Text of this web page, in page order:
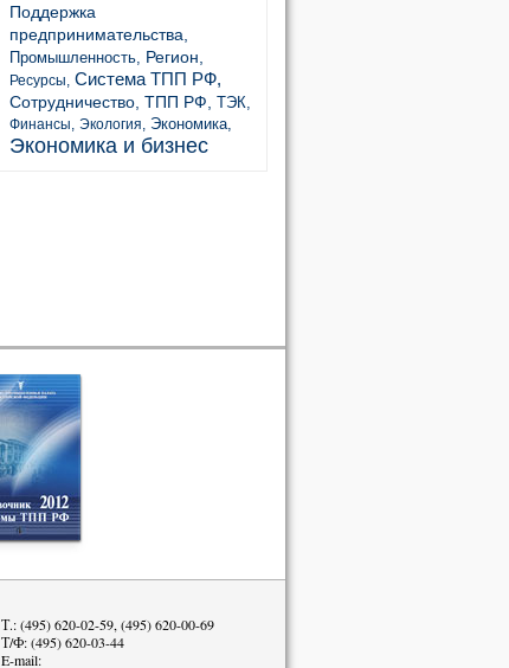
Поддержка
предпринимательства,
Промышленность, Регион,
Ресурсы, Система ТПП РФ,
Сотрудничество, ТПП РФ, ТЭК,
Финансы, Экология, Экономика,
Экономика и бизнес
Т.: (495) 620-02-59, (495) 620-00-69
Т/Ф: (495) 620-03-44
E-mail: